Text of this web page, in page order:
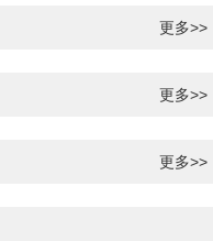
更多>>
更多>>
更多>>